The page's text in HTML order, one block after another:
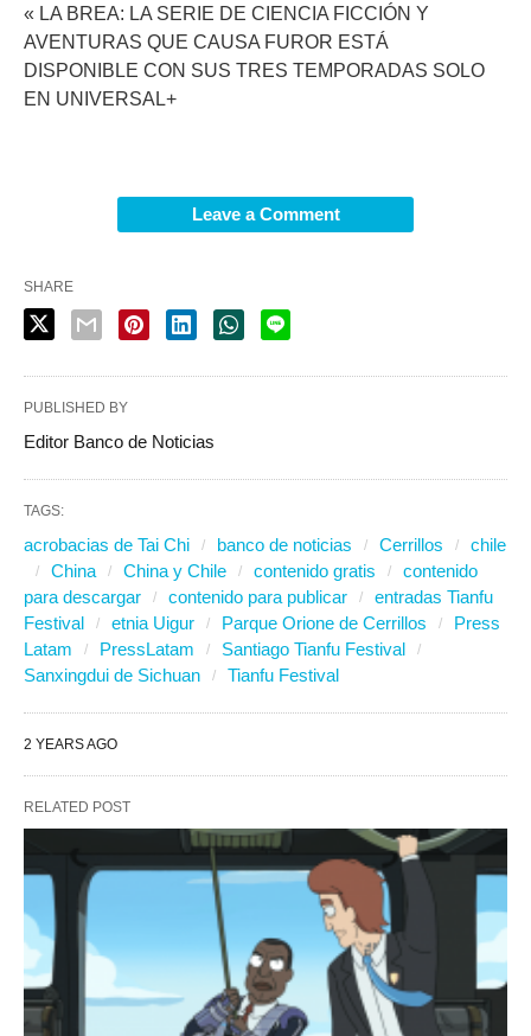
« LA BREA: LA SERIE DE CIENCIA FICCIÓN Y
AVENTURAS QUE CAUSA FUROR ESTÁ
DISPONIBLE CON SUS TRES TEMPORADAS SOLO
EN UNIVERSAL+
Leave a Comment
SHARE
PUBLISHED BY
Editor Banco de Noticias
TAGS:
acrobacias de Tai Chi banco de noticias Cerrillos
chile
China
China y Chile contenido gratis
contenido
para descargar
contenido para publicar
entradas Tianfu
Festival
etnia Uigur Parque Orione de Cerrillos
Press
Latam
PressLatam
Santiago Tianfu Festival
Sanxingdui de Sichuan
Tianfu Festival
2 YEARS AGO
RELATED POST